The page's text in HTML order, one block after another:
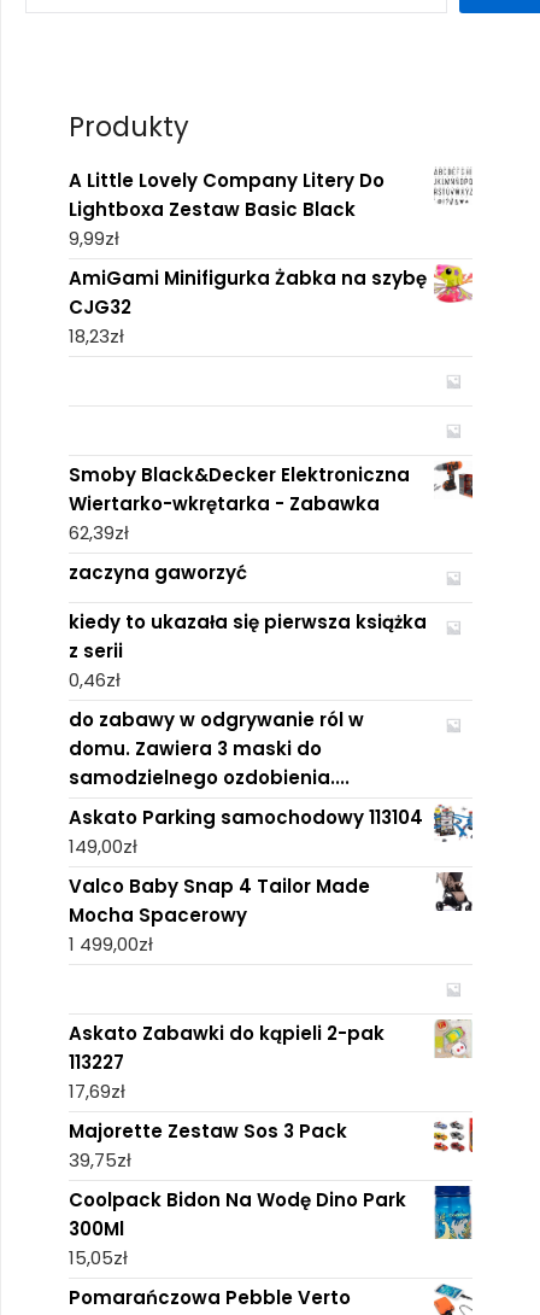
Produkty
A Little Lovely Company Litery Do
Lightboxa Zestaw Basic Black
9,99zł
AmiGami Minifigurka Żabka na szybę
CJG32
18,23zł
Smoby Black&Decker Elektroniczna
Wiertarko-wkrętarka - Zabawka
62,39zł
zaczyna gaworzyć
kiedy to ukazała się pierwsza książka
z serii
0,46zł
do zabawy w odgrywanie ról w
domu. Zawiera 3 maski do
samodzielnego ozdobienia....
Askato Parking samochodowy 113104
149,00zł
Valco Baby Snap 4 Tailor Made
Mocha Spacerowy
1 499,00zł
Askato Zabawki do kąpieli 2-pak
113227
17,69zł
Majorette Zestaw Sos 3 Pack
39,75zł
Coolpack Bidon Na Wodę Dino Park
300Ml
15,05zł
Pomarańczowa Pebble Verto